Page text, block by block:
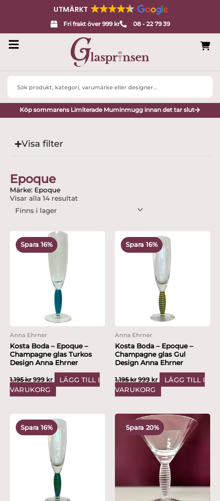
UTMÄRKT
Fri frakt över 999 kr 08 - 22 79 39
Search
Köp sommarens Limiterade Muminmugg innan det tar slut
Visa filter
Epoque
Märke: Epoque
Visar alla 14 resultat
Spara 16%
Anna Ehrner
Kosta Boda – Epoque –
Champagne glas Turkos
Design Anna Ehrner
1,195kr
ursprungliga
999 kr
Det
nuvarande
priset
999 kr.
LÄGG TILL I
VARUKORG
Spara 16%
Anna Ehrner
Kosta Boda – Epoque –
Champagne glas Gul
Design Anna Ehrner
1,195kr
ursprungliga
999 kr
nuvarande
priset
är:
999 kr.
LÄGG TILL I
VARUKORG
Spara 16%
ursprungliga
1,195 kr.
Det
nuvarande
priset
är:
999 kr.
Spara 20%
Det
ursprungliga
var:
995 kr.
Det
nuvarande
priset
799 kr.